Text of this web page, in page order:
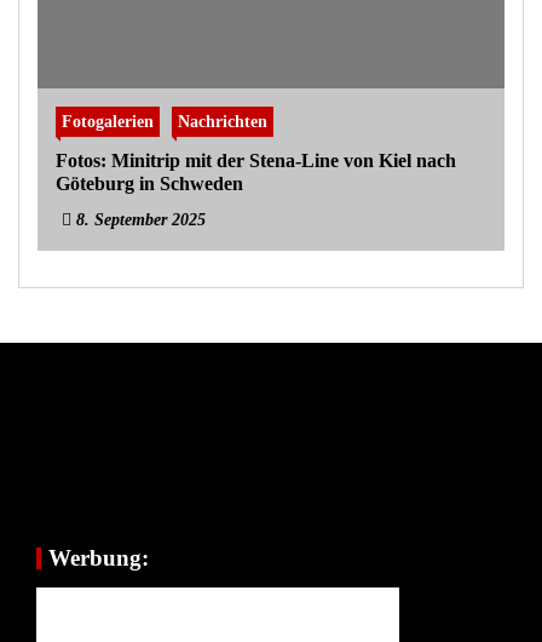
Fotogalerien Nachrichten
Fotos: Minitrip mit der Stena-Line von Kiel nach
Göteburg in Schweden
8. September 2025
Werbung: